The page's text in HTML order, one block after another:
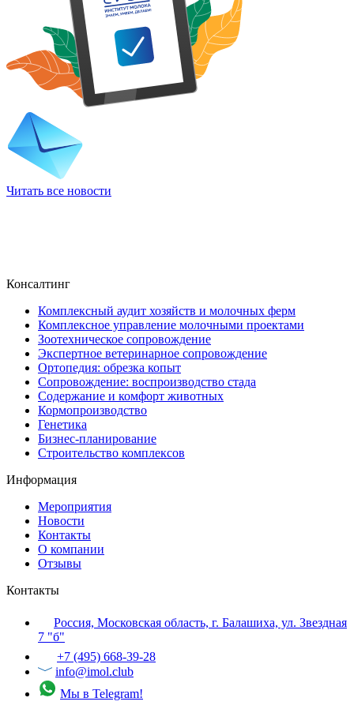
Читать все новости
Консалтинг
Комплексный аудит хозяйств и молочных ферм
Комплексное управление молочными проектами
Зоотехническое сопровождение
Экспертное ветеринарное сопровождение
Ортопедия: обрезка копыт
Сопровождение: воспроизводство стада
Содержание и комфорт животных
Кормопроизводство
Генетика
Бизнес-планирование
Строительство комплексов
Информация
Мероприятия
Новости
Контакты
О компании
Отзывы
Контакты
Россия, Московская область, г. Балашиха, ул. Звездная
7 "б"
+7 (495) 668-39-28
info@imol.club
Мы в Telegram!